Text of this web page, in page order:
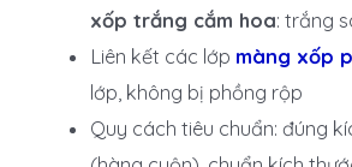
xốp trắng cắm hoa: trắng
Liên kết các lớp màng xốp
lớp, không bị phồng rộp
Quy cách tiêu chuẩn: đúng